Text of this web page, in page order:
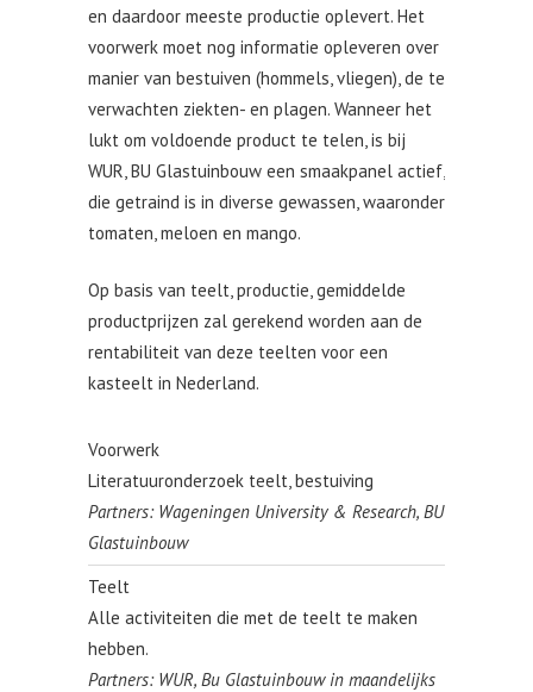
en daardoor meeste productie oplevert. Het
voorwerk moet nog informatie opleveren over
manier van bestuiven (hommels, vliegen), de te
verwachten ziekten- en plagen. Wanneer het
lukt om voldoende product te telen, is bij
WUR, BU Glastuinbouw een smaakpanel actief,
die getraind is in diverse gewassen, waaronder
tomaten, meloen en mango.
Op basis van teelt, productie, gemiddelde
productprijzen zal gerekend worden aan de
rentabiliteit van deze teelten voor een
kasteelt in Nederland.
Voorwerk
Literatuuronderzoek teelt, bestuiving
Partners: Wageningen University & Research, BU
Glastuinbouw
Teelt
Alle activiteiten die met de teelt te maken
hebben.
Partners: WUR, Bu Glastuinbouw in maandelijks